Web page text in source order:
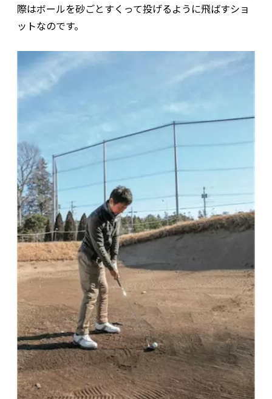
際はボールを砂ごとすくって投げるように飛ばすショ
ットなのです。